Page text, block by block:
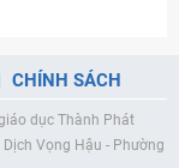
CHÍNH SÁCH
dục Thành Phát
Vọng Hậu - Phường